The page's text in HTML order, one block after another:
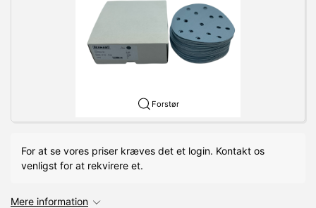
Forstør
For at se vores priser kræves det et login. Kontakt os
venligst for at rekvirere et.
Mere information